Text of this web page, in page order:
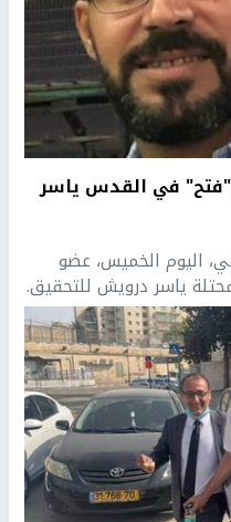
"فتح" في القدس ياسر
اليوم الخميس، عضو
ياسر درويش للتحقيق.